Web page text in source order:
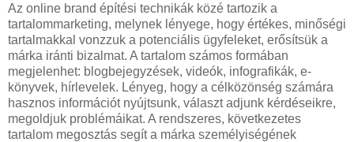
Az online brand építési technikák közé tartozik a
tartalommarketing, melynek lényege, hogy értékes, minőségi
tartalmakkal vonzzuk a potenciális ügyfeleket, erősítsük a
márka iránti bizalmat. A tartalom számos formában
megjelenhet: blogbejegyzések, videók, infografikák, e-
könyvek, hírlevelek. Lényeg, hogy a célközönség számára
hasznos információt nyújtsunk, választ adjunk kérdéseikre,
megoldjuk problémáikat. A rendszeres, következetes
tartalom megosztás segít a márka személyiségének